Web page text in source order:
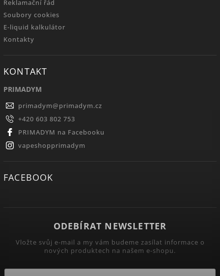
Reklamační řád
Soubory cookies
E-liquid kalkulátor
Kontakty
KONTAKT
PRIMADYM
primadym@primadym.cz
+420 603 802 753
PRIMADYM na Facebooku
vapeshopprimadym
FACEBOOK
ODEBÍRAT NEWSLETTER
Vložte svůj e-mail a my vám budeme zasílat informace o
nových produktech na našem e-shopu.